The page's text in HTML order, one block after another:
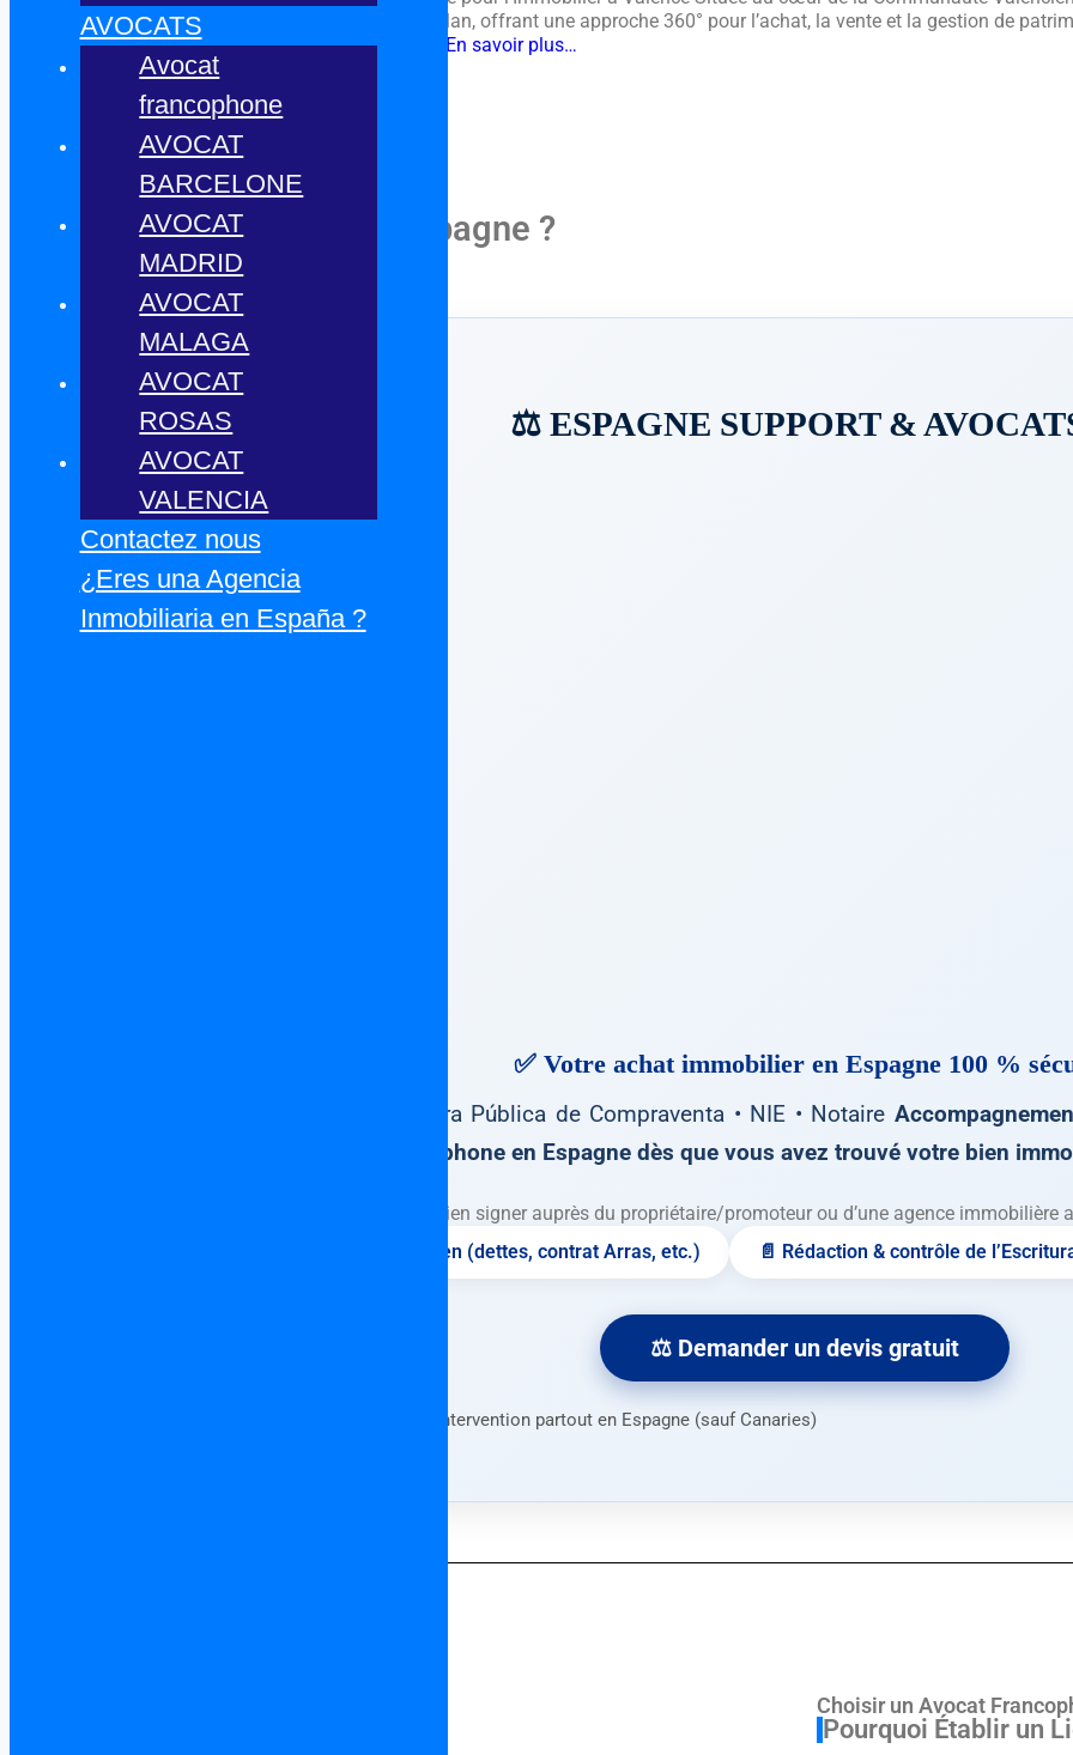
immobilière francophone en Espagne de premier plan, offrant une approche 360° pour l’achat, la vente et la gestion de
l’agence couvre les zones les plus dynamiques du
En savoir plus…
CONTACT
VOIR TOUT
Un achat immobilier en Espagne ?
⚖️ ESPAGNE SUPPORT &
✅ Votre achat immobilier en Espagne 100 %
Escritura Pública de Compraventa • NIE • Notaire
francophone en Espagne dès que vous avez trouvé votre bien
Ne surtout jamais rien signer auprès du propriétaire/promoteur ou d’une agence immobilière
⚖️ Vérification complète du bien (dettes, contrat Arras, etc.)
📄 Rédaction & contrôle de
⚖️ Demander un devis gratuit
Forfait fixe • Consultation en français • Intervention partout en Espagne (sauf Canaries)
Choisir un Avocat
Pourquoi Établir un
AVOCATS
Avocat
francophone
AVOCAT
BARCELONE
AVOCAT
MADRID
AVOCAT
MALAGA
AVOCAT
ROSAS
AVOCAT
VALENCIA
Contactez nous
¿Eres una Agencia
Inmobiliaria en España ?